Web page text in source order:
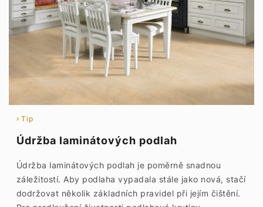
Tip
Údržba laminátových podlah
Údržba laminátových podlah je poměrně snadnou
záležitostí. Aby podlaha vypadala stále jako nová, stačí
dodržovat několik základních pravidel při jejím čištění.